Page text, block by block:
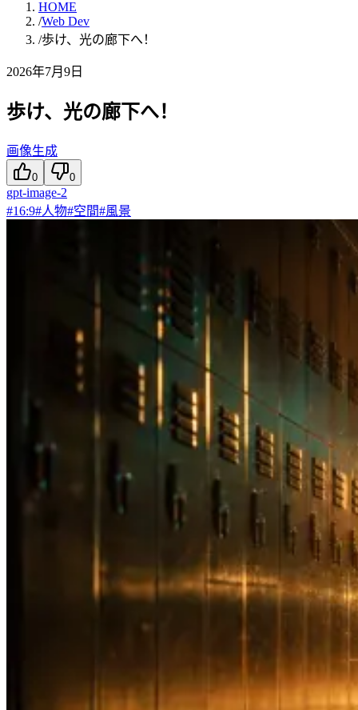
HOME
/Web Dev
/歩け、光の廊下へ！
2026年7月9日
歩け、光の廊下へ！
画像生成
0 0
gpt-image-2
#16:9#人物#空間#風景